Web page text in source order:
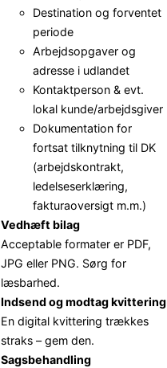
Destination og forventet
periode
Arbejdsopgaver og
adresse i udlandet
Kontaktperson & evt.
lokal kunde/arbejdsgiver
Dokumentation for
fortsat tilknytning til DK
(arbejdskontrakt,
ledelseserklæring,
fakturaoversigt m.m.)
Vedhæft bilag
Acceptable formater er PDF,
JPG eller PNG. Sørg for
læsbarhed.
Indsend og modtag kvittering
En digital kvittering trækkes
straks – gem den.
Sagsbehandling